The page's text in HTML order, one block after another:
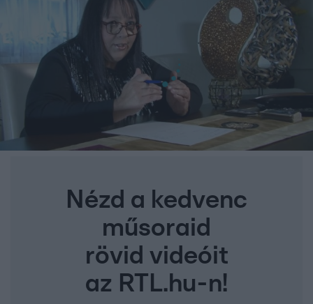
Nézd a kedvenc
műsoraid
rövid videóit
az RTL.hu-n!